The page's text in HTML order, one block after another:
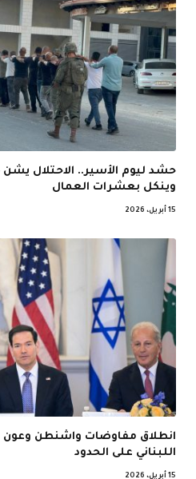
حشد ليوم الأسير.. الاحتلال
وينكل بعشرات العمال
15 أبريل، 2026
انطلاق مفاوضات واشنطن وعون
اللبناني على الحدود
15 أبريل، 2026